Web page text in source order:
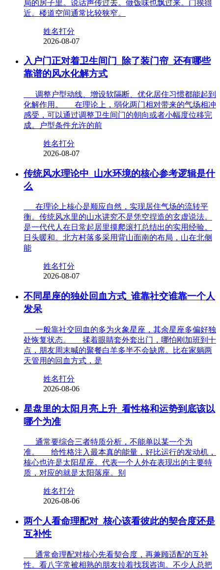
局的房子里。说话声传过去。做饭味也飘过来。门挨得
近。楼道空间通常比较狭窄。
姓名打分
2026-08-07
入户门正对着卫生间门_除了装门帘_还有哪些
靠谱的风水化解方式
调整户型动线、增设软隔断、优化居住习惯都能起到
化解作用。 在理论上，弱化两门相对带来的气场相冲
感受，可以通过调整卫生间门的朝向或者小幅度位移完
成。户型条件允许的前
姓名打分
2026-08-07
传统风水理论中_山水环境的核心参考逻辑是什
么
在理论上核心是顺应自然，实现居住气场的流转平
衡。传统风水里的山水讲究不是凭空捏造的玄虚说法。
是一代代人在日常起居里摸爬滚打总结出的实用经验。
日头暖和。北方村落多采用背山面南的布局，山在北侧
能
姓名打分
2026-08-07
不同星座的独处回血方式_谁靠社交谁靠一个人
发呆
一般靠社交回血的多为火象星座，其余星座多偏好独
处恢复状态。 揉着眼睛套外套出门，哪怕刚加班到十
点，朋友周末喊的聚餐白羊多半不会缺席。比在家躺两
天管用的回血方式，是
姓名打分
2026-08-06
星盘里的太阳月亮上升_看性格和运势到底该以
哪个为准
通常要综合三者特质分析，不能单以某一个为
准。 给性格注入最本真的能量，好比运行的发动机，
核心也许是太阳星座。代表一个人外在表现出的主要特
质，对应的就是太阳落座。别
姓名打分
2026-08-06
两个人看命理配对_核心该看彼此的契合度还是
互补性
通常命理配对核心先看契合度，再兼顾适配的互补
性。看八字常被相熟的朋友拉着找我咨询。不少人总把